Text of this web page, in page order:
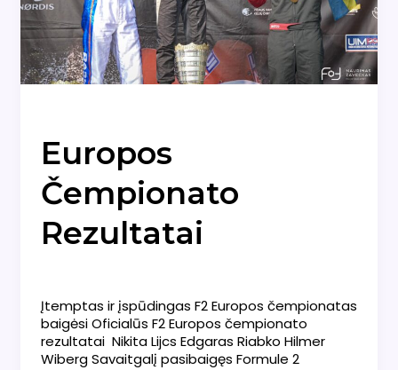
Europos
Čempionato
Rezultatai
Įtemptas ir įspūdingas F2 Europos čempionatas
baigėsi Oficialūs F2 Europos čempionato
rezultatai Nikita Lijcs Edgaras Riabko Hilmer
Wiberg Savaitgalį pasibaigęs Formule 2